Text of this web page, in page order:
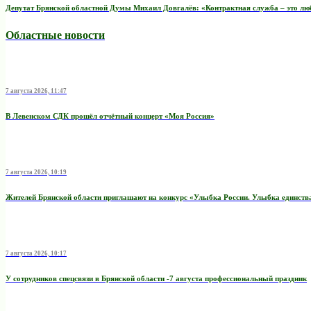
Депутат Брянской областной Думы Михаил Довгалёв: «Контрактная служба – это
Областные новости
7 августа 2026, 11:47
В Левенском СДК прошёл отчётный концерт «Моя Россия»
7 августа 2026, 10:19
Жителей Брянской области приглашают на конкурс «Улыбка России. Улыбка
7 августа 2026, 10:17
У сотрудников спецсвязи в Брянской области -7 августа профессиональный праздник